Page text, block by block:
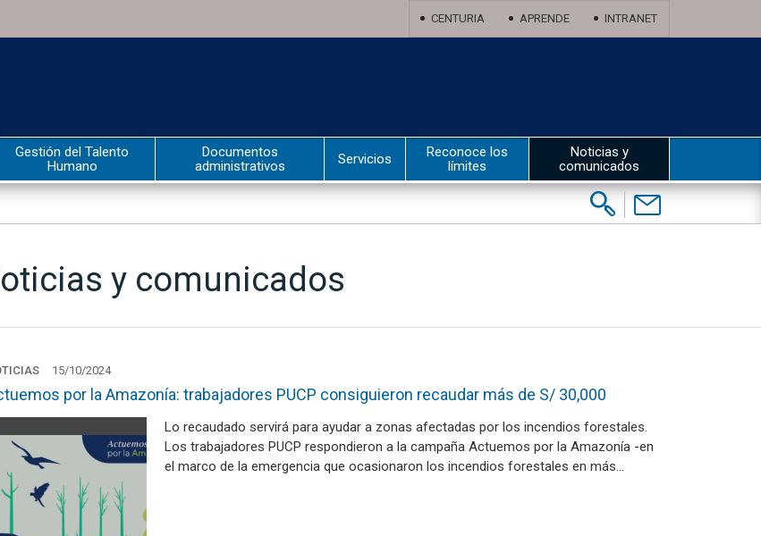
CENTURIA APRENDE INTRANET
Gestión del Talento
Humano
Documentos
administrativos
Servicios
Reconoce los
límites
Noticias y
comunicados
Buscar:
Contáctenos
y comunicados
15/10/2024
por la Amazonía: trabajadores PUCP consiguieron recaudar más de S/ 30,000
Lo recaudado servirá para ayudar a zonas afectadas por los incendios forestales.
Los trabajadores PUCP respondieron a la campaña Actuemos por la Amazonía -en
el marco de la emergencia que ocasionaron los incendios forestales en más…